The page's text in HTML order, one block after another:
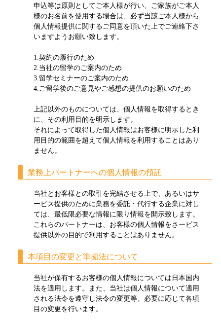
申込等は原則としてご本人様が行い、ご家族がご本人
様のお名前を使用する場合は、必ず当該ご本人様から
個人情報提供に関するご同意を頂いた上でご連絡下さ
いますようお願い致します。
1.契約の履行のため
2.当社の留学のご案内のため
3.留学セミナーのご案内のため
4.ご留学後のご意見やご感想の提供のお願いのため
上記以外のものについては、個人情報を取得するとき
に、その利用目的を明示します。
それによって取得した個人情報はお客様に明示した利
用目的の範囲を超えて個人情報を利用することはあり
ません。
業務上パートナーへの個人情報の預託
当社とお客様との取引を完結させる上で、あるいはサ
ービス提供のために業務を委託・代行する企業に対し
ては、最低限必要な情報に限り情報を開示致します。
これらのパートナーは、お客様の個人情報をさービス
提供以外の目的で利用することはありません。
本項目の変更と準拠法について
当社が保有するお客様の個人情報については日本国内
法を適用します。また、当社は個人情報について適用
される法令を遵守し法令の変更等、必要に応じて各項
目の変更を行います。